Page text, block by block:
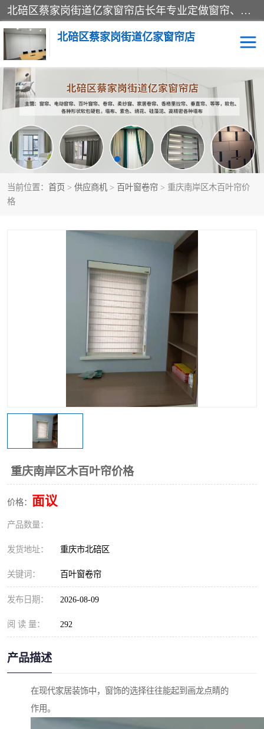
北碚区蔡家岗街道亿家窗帘店长年专业定做窗帘、电动窗帘、百叶窗帘、卷帘、柔纱窗、家居卷帘、香格里拉帘、垂直帘、等等，软包、各种形状软包硬包，墙布、素色、绣花、硅藻泥、高精密各种墙布，免费测量、免费安装，欢迎咨询
北碚区蔡家岗街道亿家窗帘店
当前位置： 首页 > 供应商机 > 百叶窗卷帘 > 重庆南岸区木百叶帘价
格
重庆南岸区木百叶帘价格
价格： 面议
产品数量：
发货地址： 重庆市北碚区
关键词： 百叶窗卷帘
发布日期： 2026-08-09
阅 读 量： 292
产品描述
在现代家居装饰中，窗饰的选择往往能起到画龙点睛的
作用。
软包硬包 墙布
窗帘 百叶窗卷帘